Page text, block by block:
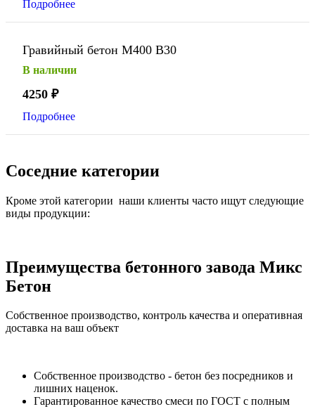
Подробнее
Гравийный бетон М400 В30
В наличии
4250 ₽
Подробнее
Соседние категории
Кроме этой категории наши клиенты часто ищут следующие
виды продукции:
Преимущества бетонного завода Микс
Бетон
Собственное производство, контроль качества и оперативная
доставка на ваш объект
Собственное производство - бетон без посредников и
лишних наценок.
Гарантированное качество смеси по ГОСТ с полным